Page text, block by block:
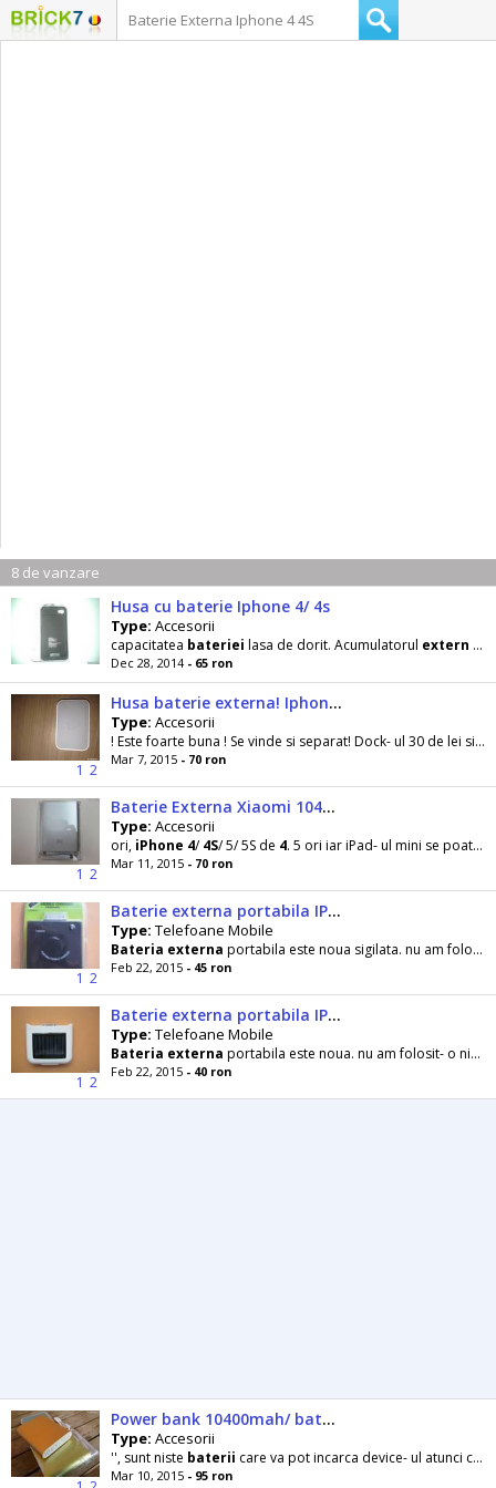
8 de vanzare
Husa cu baterie Iphone 4/ 4s
Type: Accesorii
capacitatea bateriei lasa de dorit. Acumulatorul extern
Dec 28, 2014 - 65 ron
1 2
Husa baterie externa! Iphone 4/ 4s+dock ! Ocazie!
Type: Accesorii
! Este foarte buna ! Se vinde si separat! Dock- ul 30 de lei si husa cu
Mar 7, 2015 - 70 ron
1 2
Baterie Externa Xiaomi 10400 mAh
Type: Accesorii
ori, iPhone 4/4S/ 5/ 5S de 4. 5 ori iar iPad- ul mini se poate incarca de 5. 5 ori. Telefoanele android
Mar 11, 2015 - 70 ron
1 2
Baterie externa portabila IPhone 4/ 4s Ipod si iphone 3
Type: Telefoane Mobile
Bateria externa portabila este noua sigilata. nu am folosit- o niciodata . . O vand pentru ca nu o
Feb 22, 2015 - 45 ron
1 2
Baterie externa portabila IPhone 4/ 4s solara si usb si ipod
Type: Telefoane Mobile
Bateria externa portabila este noua. nu am folosit- o niciodata . . O vand pentru ca nu o folosesc
Feb 22, 2015 - 40 ron
Power bank 10400mah/ baterie externa pt telefoane sa- noua
Type: Accesorii
'', sunt niste baterii care va pot incarca device- ul atunci cand nu aveti acces la o priza. Sunt perfecte in
Mar 10, 2015 - 95 ron